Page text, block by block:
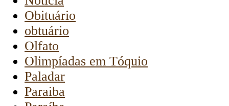
Obituário
obtuário
Olfato
Olimpíadas em Tóquio
Paladar
Paraiba